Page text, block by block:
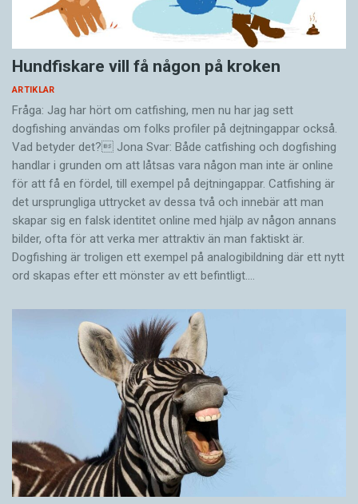
Hundfiskare vill få någon på kroken
ARTIKLAR
Fråga: Jag har hört om catfishing, men nu har jag sett
dogfishing användas om folks profiler på dejtningappar också.
Vad betyder det? Jona Svar: Både catfishing och dogfishing
handlar i grunden om att låtsas vara någon man inte är online
för att få en fördel, till exempel på dejtningappar. Catfishing är
det ursprungliga uttrycket av dessa två och innebär att man
skapar sig en falsk identitet online med hjälp av någon annans
bilder, ofta för att verka mer attraktiv än man faktiskt är.
Dogfishing är troligen ett exempel på analogibildning där ett nytt
ord skapas efter ett mönster av ett befintligt.…